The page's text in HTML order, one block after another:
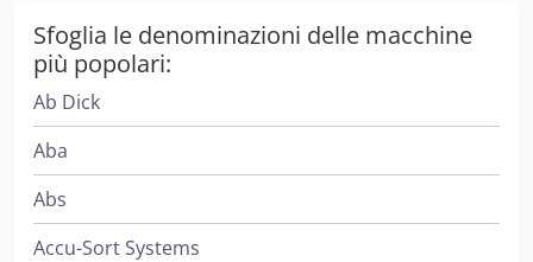
Sfoglia le denominazioni delle macchine
più popolari:
Ab Dick
Aba
Abs
Accu-Sort Systems